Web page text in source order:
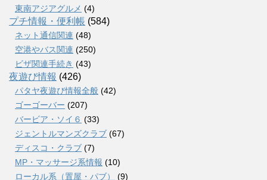
東南アジアグルメ (4)
プチ情報・便利帳 (584)
ネット通信関連 (48)
空港やバス関連 (250)
ビザ関連手続き (43)
夜遊び情報 (426)
パタヤ夜遊び情報全般 (42)
ゴーゴーバー (207)
バービア・ソイ６ (33)
ジェントルマンズクラブ (67)
ディスコ・クラブ (7)
MP・マッサージ系情報 (10)
ローカル系（置屋・パブ）
(9)